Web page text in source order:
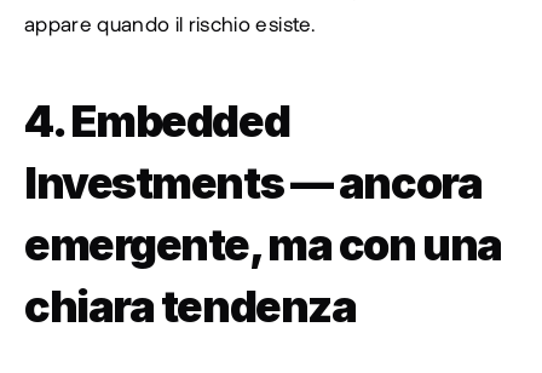
appare quando il rischio esiste.
4. Embedded
Investments — ancora
emergente, ma con una
chiara tendenza